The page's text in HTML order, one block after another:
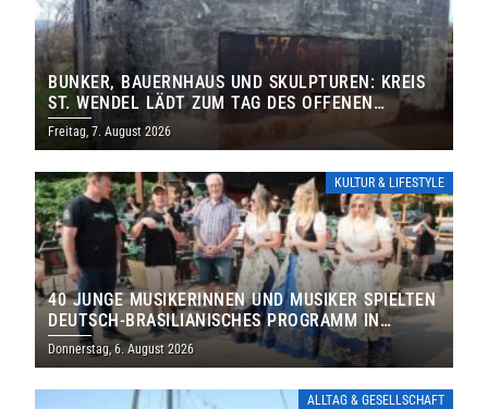
BUNKER, BAUERNHAUS UND SKULPTUREN: KREIS
ST. WENDEL LÄDT ZUM TAG DES OFFENEN
DENKMALS EIN
Freitag, 7. August 2026
KULTUR & LIFESTYLE
40 JUNGE MUSIKERINNEN UND MUSIKER SPIELTEN
DEUTSCH-BRASILIANISCHES PROGRAMM IN
THOLEY
Donnerstag, 6. August 2026
ALLTAG & GESELLSCHAFT